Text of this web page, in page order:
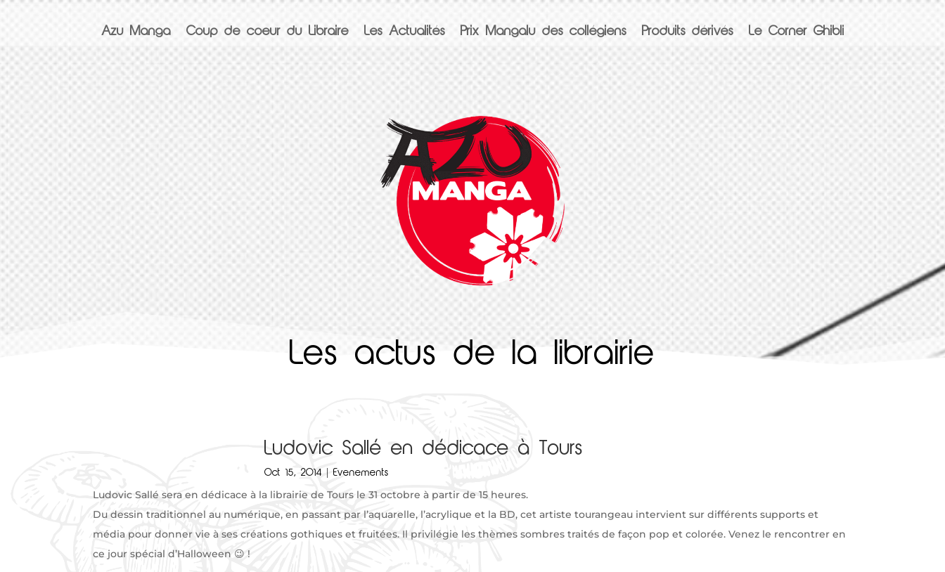
Azu Manga Coup de coeur du Libraire Les Actualités Prix Mangalu des collégiens Produits dérivés Le Corner Ghibli
Les actus de la librairie
Ludovic Sallé en dédicace à Tours
Oct 15, 2014 |Evenements
Ludovic Sallé sera en dédicace à la librairie de Tours le 31 octobre à partir de 15 heures.
Du dessin traditionnel au numérique, en passant par l’aquarelle, l’acrylique et la BD, cet artiste tourangeau intervient sur différents supports et
média pour donner vie à ses créations gothiques et fruitées. Il privilégie les thèmes sombres traités de façon pop et colorée. Venez le rencontrer en
ce jour spécial d’Halloween 😉 !